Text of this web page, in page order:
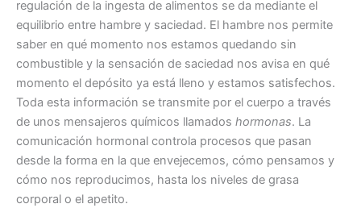
regulación de la ingesta de alimentos se da mediante el
equilibrio entre hambre y saciedad. El hambre nos permite
saber en qué momento nos estamos quedando sin
combustible y la sensación de saciedad nos avisa en qué
momento el depósito ya está lleno y estamos satisfechos.
Toda esta información se transmite por el cuerpo a través
de unos mensajeros químicos llamados hormonas. La
comunicación hormonal controla procesos que pasan
desde la forma en la que envejecemos, cómo pensamos y
cómo nos reproducimos, hasta los niveles de grasa
corporal o el apetito.